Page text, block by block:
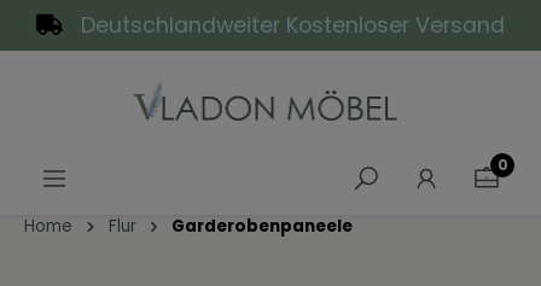
springenDeutschlandweiter Kostenloser Versand
0
Home Flur Garderobenpaneele